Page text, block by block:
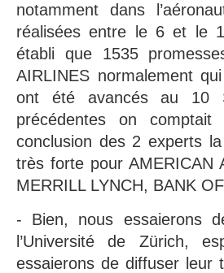
notamment dans
réalisées entre le 6 et le
établi que 1535
AIRLINES normalement
ont été avancés au 10
précédentes on
conclusion des 2 experts
très forte pour AMERICAN
MERRILL LYNCH, BANK
- Bien, nous essaierons
l’Université de Zürich,
essaierons de diffuser leur